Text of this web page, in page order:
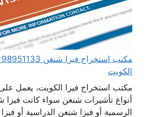
الكويت
مكتب استخراج فيزا الكويت، يعمل
أنواع تأشيرات شنغن سواء كانت فيزا
الرسمية أو فيزا شنغن الدراسية أو